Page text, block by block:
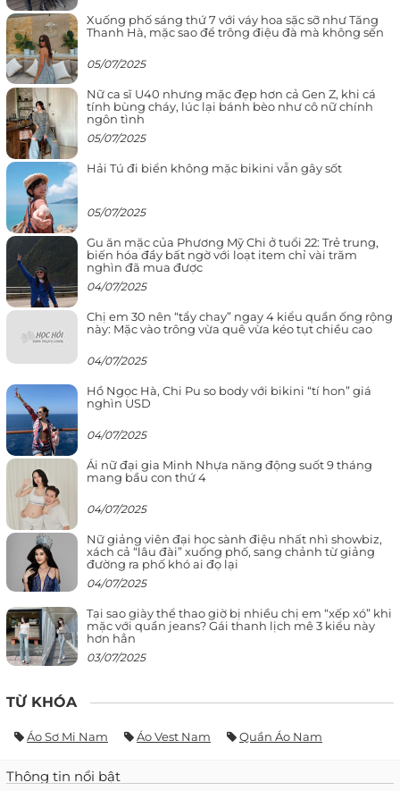
Xuống phố sáng thứ 7 với váy hoa sặc sỡ như Tăng
Thanh Hà, mặc sao để trông điệu đà mà không sến
05/07/2025
Nữ ca sĩ U40 nhưng mặc đẹp hơn cả Gen Z, khi cá
tính bùng cháy, lúc lại bánh bèo như cô nữ chính
ngôn tình
05/07/2025
Hải Tú đi biển không mặc bikini vẫn gây sốt
05/07/2025
Gu ăn mặc của Phương Mỹ Chi ở tuổi 22: Trẻ trung,
biến hóa đầy bất ngờ với loạt item chỉ vài trăm
nghìn đã mua được
04/07/2025
Chị em 30 nên “tẩy chay” ngay 4 kiểu quần ống rộng
này: Mặc vào trông vừa quê vừa kéo tụt chiều cao
04/07/2025
Hồ Ngọc Hà, Chi Pu so body với bikini “tí hon” giá
nghìn USD
04/07/2025
Ái nữ đại gia Minh Nhựa năng động suốt 9 tháng
mang bầu con thứ 4
04/07/2025
Nữ giảng viên đại học sành điệu nhất nhì showbiz,
xách cả “lâu đài” xuống phố, sang chảnh từ giảng
đường ra phố khó ai đọ lại
04/07/2025
Tại sao giày thể thao giờ bị nhiều chị em “xếp xó” khi
mặc với quần jeans? Gái thanh lịch mê 3 kiểu này
hơn hẳn
03/07/2025
TỪ KHÓA
Áo Sơ Mi Nam Áo Vest Nam Quần Áo Nam
Thông tin nổi bật